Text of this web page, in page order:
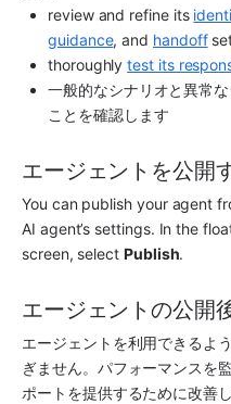
review and refine its
guidance, and handoff
thoroughly test its
一般的なシナリオと異常
ことを確認します
エージェントを公開
You can publish your agent
AI agent’s settings. In the
screen, select Publish.
エージェントの公開
エージェントを利用できるよ
ぎません。パフォーマンスを
ポートを提供するために改善